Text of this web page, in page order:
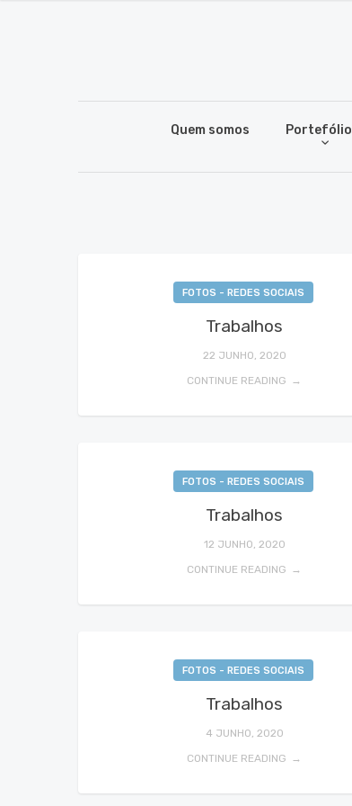
Quem somos Portefólio
FOTOS - REDES SOCIAIS
Trabalhos
22 JUNHO, 2020
CONTINUE READING
FOTOS - REDES SOCIAIS
Trabalhos
12 JUNHO, 2020
CONTINUE READING
FOTOS - REDES SOCIAIS
Trabalhos
4 JUNHO, 2020
CONTINUE READING